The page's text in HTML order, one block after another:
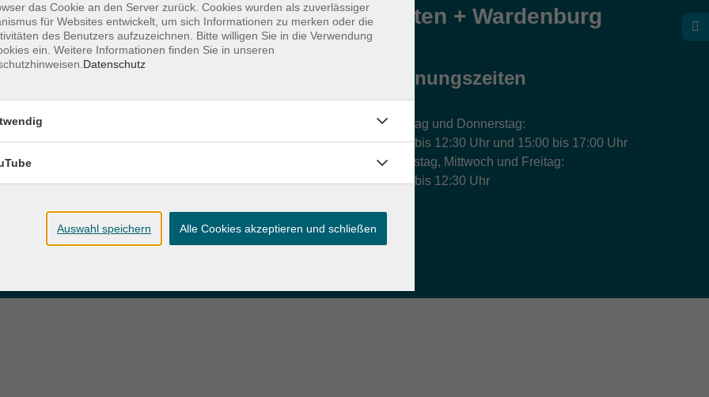
und Donnerstag:
Volkshochschule Hatten + Wardenburg
26203 Wardenburg
Öffnungszeiten
Montag und Donnerstag:
9:00 bis 12:30 Uhr und 15:00 bis 17:00 Uhr
Dienstag, Mittwoch und Freitag:
9:00 bis 12:30 Uhr
das Cookie an den Server zurück. Cookies wurden als zuverlässiger
für Websites entwickelt, um sich Informationen zu merken oder die
des Benutzers aufzuzeichnen. Bitte willigen Sie in die Verwendung
ein. Weitere Informationen finden Sie in unseren
Datenschutz
Auswahl speichern Alle Cookies akzeptieren und schließen